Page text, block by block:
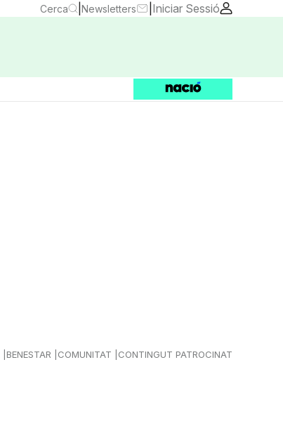
Cerca Newsletters Iniciar Sessió
BENESTAR COMUNITAT CONTINGUT PATROCINAT